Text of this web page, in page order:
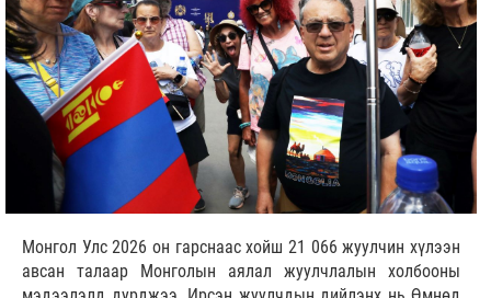
Монгол Улс 2026 он гарснаас хойш 21 066 жуулчин хүлээн
авсан талаар Монголын аялал жуулчлалын холбооны